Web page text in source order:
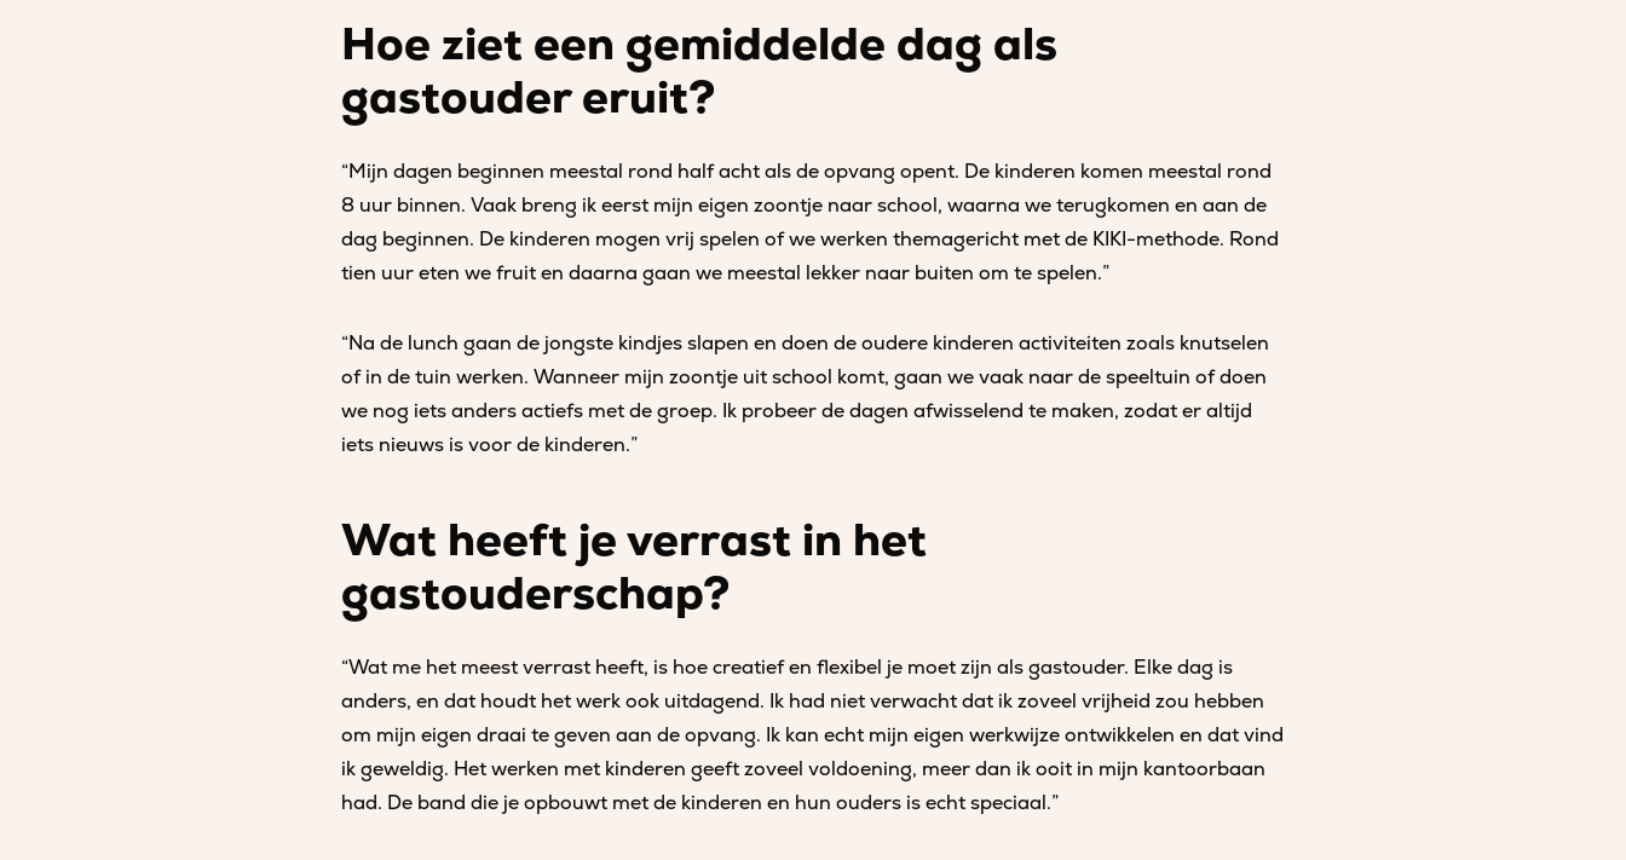
Hoe ziet een gemiddelde dag als
gastouder eruit?
“Mijn dagen beginnen meestal rond half acht als de opvang opent. De kinderen komen meestal rond
8 uur binnen. Vaak breng ik eerst mijn eigen zoontje naar school, waarna we terugkomen en aan de
dag beginnen. De kinderen mogen vrij spelen of we werken themagericht met de KIKI-methode. Rond
tien uur eten we fruit en daarna gaan we meestal lekker naar buiten om te spelen.”
“Na de lunch gaan de jongste kindjes slapen en doen de oudere kinderen activiteiten zoals knutselen
of in de tuin werken. Wanneer mijn zoontje uit school komt, gaan we vaak naar de speeltuin of doen
we nog iets anders actiefs met de groep. Ik probeer de dagen afwisselend te maken, zodat er altijd
iets nieuws is voor de kinderen.”
Wat heeft je verrast in het
gastouderschap?
“Wat me het meest verrast heeft, is hoe creatief en flexibel je moet zijn als gastouder. Elke dag is
anders, en dat houdt het werk ook uitdagend. Ik had niet verwacht dat ik zoveel vrijheid zou hebben
om mijn eigen draai te geven aan de opvang. Ik kan echt mijn eigen werkwijze ontwikkelen en dat vind
ik geweldig. Het werken met kinderen geeft zoveel voldoening, meer dan ik ooit in mijn kantoorbaan
had. De band die je opbouwt met de kinderen en hun ouders is echt speciaal.”